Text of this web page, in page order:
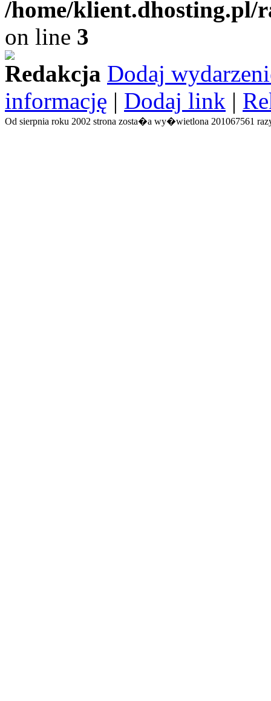
/home/
on line 3
Redakcja Dodaj
informację | Dodaj link |
Od sierpnia roku 2002 strona zosta�a wy�wietlona 201067561